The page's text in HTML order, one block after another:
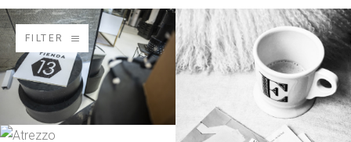
FILTER